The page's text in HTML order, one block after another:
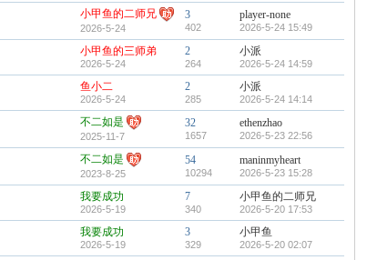
小甲鱼的二师兄
2026-5-24
3
402
player-none
2026-5-24 15:49
小甲鱼的三师弟
2026-5-24
2
264
小派
2026-5-24 14:59
鱼小二
2026-5-24
2
285
小派
2026-5-24 14:14
不二如是
2025-11-7
32
1657
ethenzhao
2026-5-23 22:56
不二如是
2023-8-25
54
10294
maninmyheart
2026-5-23 15:28
我要成功
2026-5-19
7
340
小甲鱼的二师兄
2026-5-20 17:53
我要成功
2026-5-19
3
329
小甲鱼
2026-5-20 02:07